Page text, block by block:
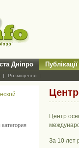
Дніпро Публікації
Розміщення
Центр
За 10 лет